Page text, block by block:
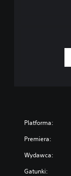
Platforma:
Premiera:
Wydawca:
Gatunki: